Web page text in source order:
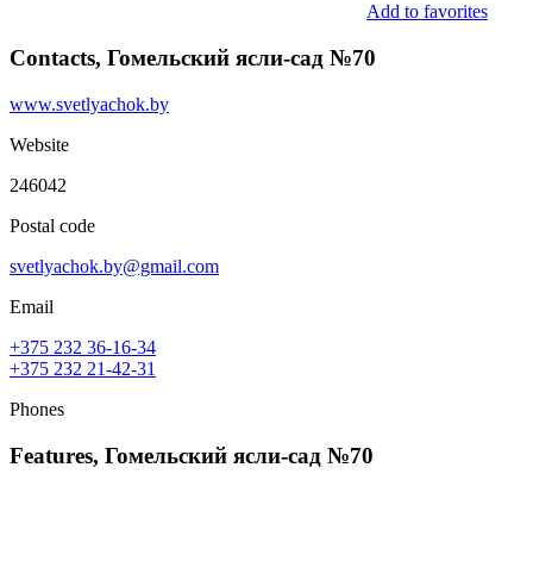
Add to favorites
Contacts, Гомельский ясли-сад №70
www.svetlyachok.by
Website
246042
Postal code
svetlyachok.by@gmail.com
Email
+375 232 36-16-34
+375 232 21-42-31
Phones
Features, Гомельский ясли-сад №70